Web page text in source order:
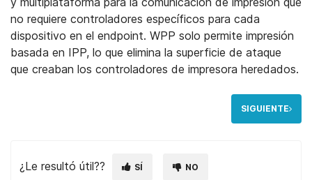
no requiere controladores específicos para cada
dispositivo en el endpoint. WPP solo permite impresión
basada en IPP, lo que elimina la superficie de ataque
que creaban los controladores de impresora heredados.
SIGUIENTE
¿Le resultó útil?? SÍ NO